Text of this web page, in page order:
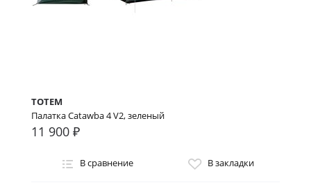
TOTEM
Палатка Catawba 4 V2, зеленый
11 900 ₽
В сравнение В закладки